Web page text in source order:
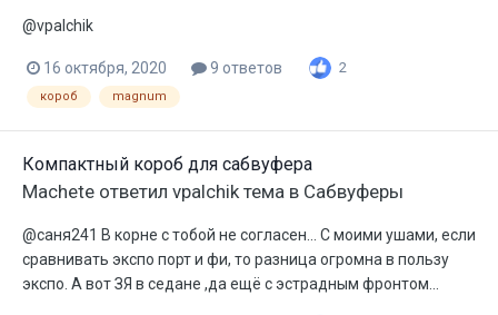
@vpalchik
16 октября, 2020 9 ответов 2
короб magnum
Компактный короб для сабвуфера
Machete ответил vpalchikтема в Сабвуферы
@саня241 В корне с тобой не согласен... С моими ушами, если
сравнивать экспо порт и фи, то разница огромна в пользу
экспо. А вот ЗЯ в седане ,да ещё с эстрадным фронтом...